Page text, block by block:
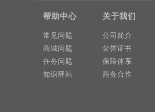
帮助中心
常见问题
商城问题
任务问题
知识驿站
关于我们
公司简介
荣誉证书
保障体系
商务合作